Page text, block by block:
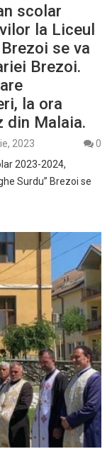
scolar
la Liceul
se va
Brezoi.
la ora
din Malaia.
2023
0
2023-2024,
Surdu” Brezoi se